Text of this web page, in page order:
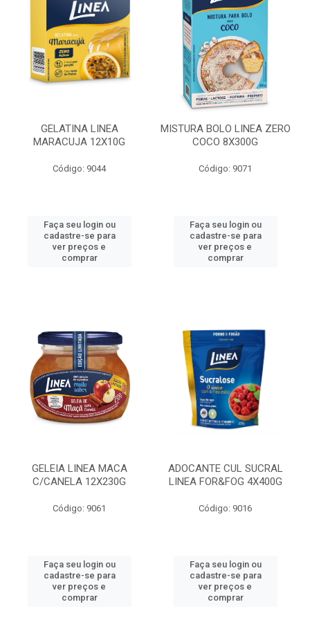
GELATINA LINEA
MARACUJA 12X10G
Código: 9044
Faça seu login ou
cadastre-se para
ver preços e
comprar
MISTURA BOLO LINEA ZERO
COCO 8X300G
Código: 9071
Faça seu login ou
cadastre-se para
ver preços e
comprar
GELEIA LINEA MACA
C/CANELA 12X230G
Código: 9061
Faça seu login ou
cadastre-se para
ver preços e
comprar
ADOCANTE CUL SUCRAL
LINEA FOR&FOG 4X400G
Código: 9016
Faça seu login ou
cadastre-se para
ver preços e
comprar